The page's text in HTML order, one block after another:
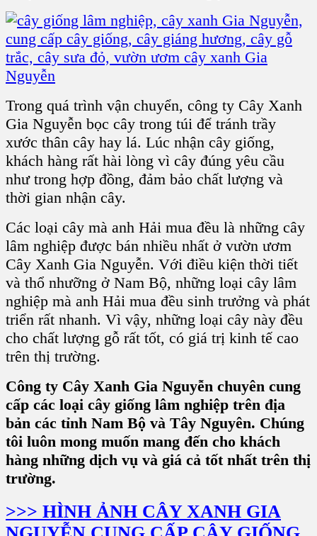
Trong quá trình vận chuyển, công ty Cây Xanh
Gia Nguyễn bọc cây trong túi để tránh trầy
xước thân cây hay lá. Lúc nhận cây giống,
khách hàng rất hài lòng vì cây đúng yêu cầu
như trong hợp đồng, đảm bảo chất lượng và
thời gian nhận cây.
Các loại cây mà anh Hải mua đều là những cây
lâm nghiệp được bán nhiều nhất ở vườn ươm
Cây Xanh Gia Nguyễn. Với điều kiện thời tiết
và thổ nhưỡng ở Nam Bộ, những loại cây lâm
nghiệp mà anh Hải mua đều sinh trưởng và phát
triển rất nhanh. Vì vậy, những loại cây này đều
cho chất lượng gỗ rất tốt, có giá trị kinh tế cao
trên thị trường.
Công ty Cây Xanh Gia Nguyễn chuyên cung
cấp các loại cây giống lâm nghiệp trên địa
bản các tỉnh Nam Bộ và Tây Nguyên. Chúng
tôi luôn mong muốn mang đến cho khách
hàng những dịch vụ và giá cả tốt nhất trên thị
trường.
>>> HÌNH ẢNH CÂY XANH GIA